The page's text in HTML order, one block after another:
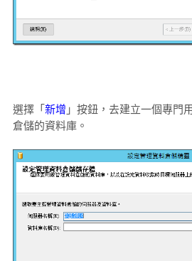
選擇「 新增 」按鈕，去建立一個專門
倉儲的資料庫。